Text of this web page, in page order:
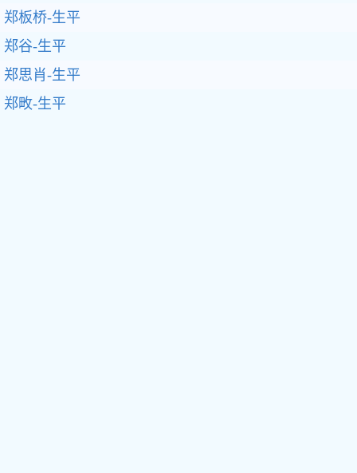
郑板桥-生平
郑谷-生平
郑思肖-生平
郑畋-生平